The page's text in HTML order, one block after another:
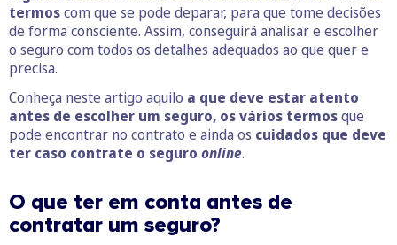
termoscom que se pode deparar, para que tome decisões
de forma consciente. Assim, conseguirá analisar e escolher
o seguro com todos os detalhes adequados ao que quer e
precisa.
Conheça neste artigo aquilo a que deve estar atento
antes de escolher um seguro, os vários termosque
pode encontrar no contrato e ainda os cuidados que deve
ter caso contrate o seguro online.
O que ter em conta antes de
contratar um seguro?